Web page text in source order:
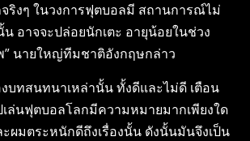
จริงๆ ในวงการฟุตบอลมี สถานการณ์ไม่
อาจจะปล่อยนักเตะ อายุน้อยในช่วง
” นายใหญ่ทีมชาติอังกฤษกล่าว
บทสนทนาเหล่านั้น ทั้งดีและไม่ดี เตือน
ล่นฟุตบอลโลกมีความหมายมากเพียงใด
ผมตระหนักดีถึงเรื่องนั้น ดังนั้นมันจึงเป็น